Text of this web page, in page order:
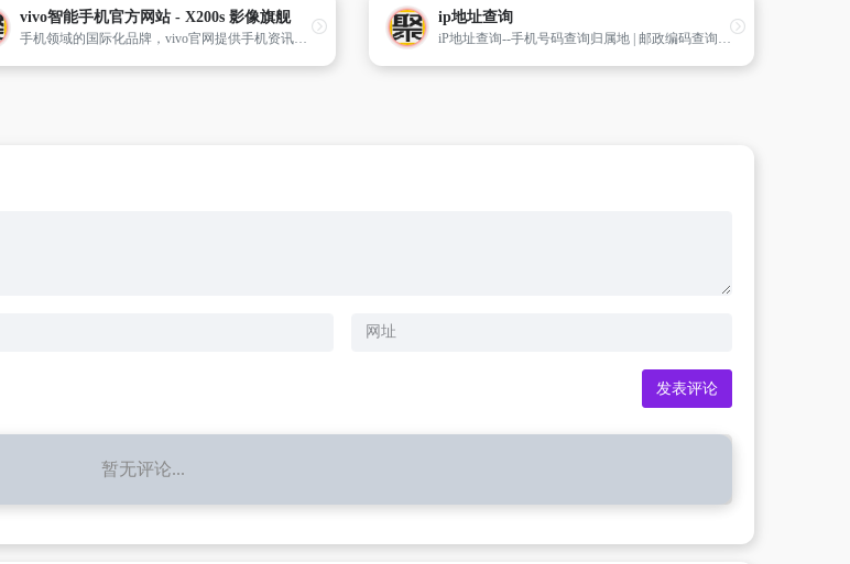
vivo智能手机官方网站 - X200s 影像旗舰
手机领域的国际化品牌，vivo官网提供手机资讯、售前咨询、在线购买、售后服务等功能；vivo当季明星机型有x系列、s系列、xfold、iqoo、vivopadpro等。
ip地址查询
iP地址查询--手机号码查询归属地 | 邮政编码查询 | iP地址归属地查询 | 身份证号码验证在线查询网
暂无评论...